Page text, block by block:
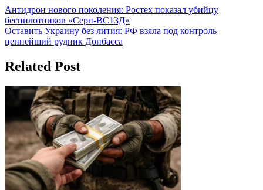
Навигация
по
записям
Антидрон нового поколения: Ростех показал убийцу
беспилотников «Серп-ВС13Д»
Оставить Украину без лития: РФ взяла под контроль
ценнейший рудник Донбасса
Related Post